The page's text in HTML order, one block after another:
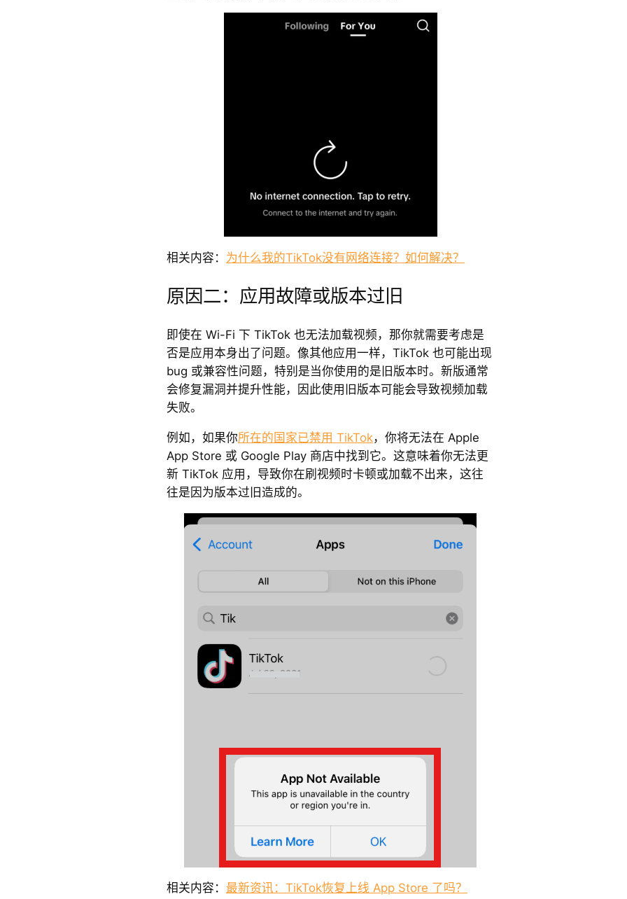
相关内容： 为什么我的TikTok没有网络连接？如何解决？
原因二：应用故障或版本过旧
即使在 Wi-Fi 下 TikTok 也无法加载视频，那你就需要考虑是
否是应用本身出了问题。像其他应用一样，TikTok 也可能出现
bug 或兼容性问题，特别是当你使用的是旧版本时。新版通常
会修复漏洞并提升性能，因此使用旧版本可能会导致视频加载
失败。
例如，如果你所在的国家已禁用 TikTok ，你将无法在 Apple
App Store 或 Google Play 商店中找到它。这意味着你无法更
新 TikTok 应用，导致你在刷视频时卡顿或加载不出来，这往
往是因为版本过旧造成的。
相关内容： 最新资讯：TikTok恢复上线 App Store 了吗？